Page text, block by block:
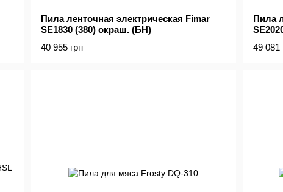
Пила ленточная электрическая Fimar
SE1830 (380) окраш. (БН)
40 955 грн
Пила
49 081